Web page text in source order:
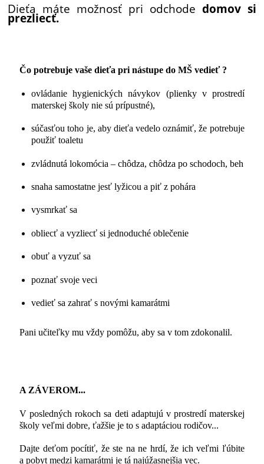
Dieťa máte možnosť pri odchode domov si
prezliecť.
Čo potrebuje vaše dieťa pri nástupe do MŠ vedieť ?
ovládanie hygienických návykov (plienky v prostredí
materskej školy nie sú prípustné),
súčasťou toho je, aby dieťa vedelo oznámiť, že potrebuje
použiť toaletu
zvládnutá lokomócia – chôdza, chôdza po schodoch, beh
snaha samostatne jesť lyžicou a piť z pohára
vysmrkať sa
obliecť a vyzliecť si jednoduché oblečenie
obuť a vyzuť sa
poznať svoje veci
vedieť sa zahrať s novými kamarátmi
Pani učiteľky mu vždy pomôžu, aby sa v tom zdokonalil.
A ZÁVEROM...
V posledných rokoch sa deti adaptujú v prostredí materskej
školy veľmi dobre, ťažšie je to s adaptáciou rodičov...
Dajte deťom pocítiť, že ste na ne hrdí, že ich veľmi ľúbite
a pobyt medzi kamarátmi je tá najúžasnejšia vec.